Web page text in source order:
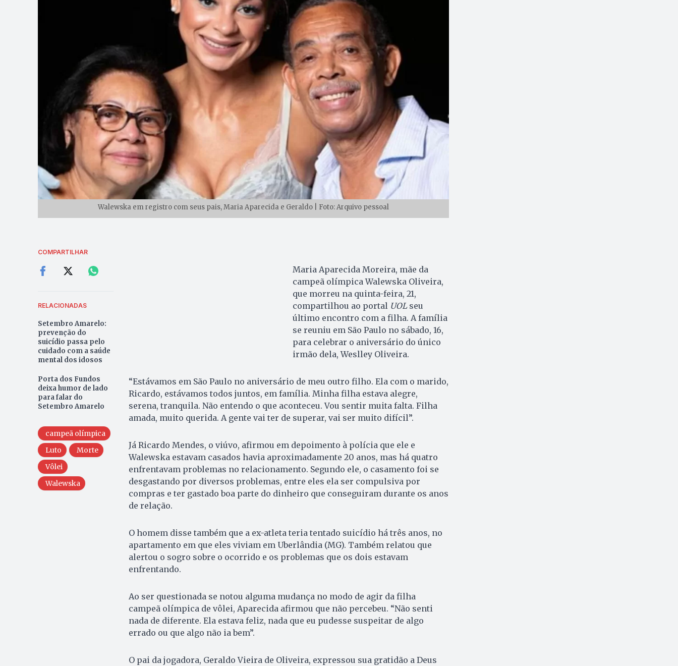
Walewska em registro com seus pais, Maria Aparecida e Geraldo | Foto: Arquivo pessoal
COMPARTILHAR
RELACIONADAS
Setembro Amarelo:
prevenção do
suicídio passa pelo
cuidado com a saúde
mental dos idosos
Porta dos Fundos
deixa humor de lado
para falar do
Setembro Amarelo
campeã olímpica
Luto
Morte
Vôlei
Walewska
Maria Aparecida Moreira, mãe da
campeã olímpica Walewska Oliveira,
que morreu na quinta-feira, 21,
compartilhou ao portal UOLseu
último encontro com a filha. A família
se reuniu em São Paulo no sábado, 16,
para celebrar o aniversário do único
irmão dela, Weslley Oliveira.
“Estávamos em São Paulo no aniversário de meu outro filho. Ela com o marido,
Ricardo, estávamos todos juntos, em família. Minha filha estava alegre,
serena, tranquila. Não entendo o que aconteceu. Vou sentir muita falta. Filha
amada, muito querida. A gente vai ter de superar, vai ser muito difícil”.
Já Ricardo Mendes, o viúvo, afirmou em depoimento à polícia que ele e
Walewska estavam casados havia aproximadamente 20 anos, mas há quatro
enfrentavam problemas no relacionamento. Segundo ele, o casamento foi se
desgastando por diversos problemas, entre eles ela ser compulsiva por
compras e ter gastado boa parte do dinheiro que conseguiram durante os anos
de relação.
O homem disse também que a ex-atleta teria tentado suicídio há três anos, no
apartamento em que eles viviam em Uberlândia (MG). Também relatou que
alertou o sogro sobre o ocorrido e os problemas que os dois estavam
enfrentando.
Ao ser questionada se notou alguma mudança no modo de agir da filha
campeã olímpica de vôlei, Aparecida afirmou que não percebeu. “Não senti
nada de diferente. Ela estava feliz, nada que eu pudesse suspeitar de algo
errado ou que algo não ia bem”.
O pai da jogadora, Geraldo Vieira de Oliveira, expressou sua gratidão a Deus